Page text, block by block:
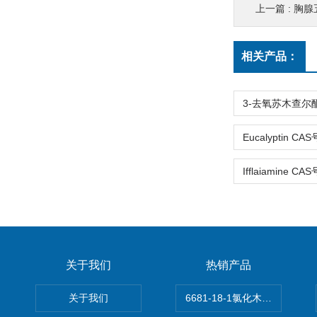
上一篇 : 胸腺
相关产品：
关于我们
关于我们
热销产品
6681-18-1氯化木兰花碱